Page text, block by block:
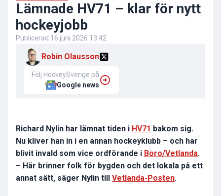
Lämnade HV71 – klar för nytt
hockeyjobb
Publicerad 16 juni 2026 13:42
Robin Olausson
Följ HockeySverige på
Google news
Richard Nylin har lämnat tiden i HV71 bakom sig.
Nu kliver han in i en annan hockeyklubb – och har
blivit invald som vice ordförande i Boro/Vetlanda.
– Här brinner folk för bygden och det lokala på ett
annat sätt, säger Nylin till Vetlanda-Posten.